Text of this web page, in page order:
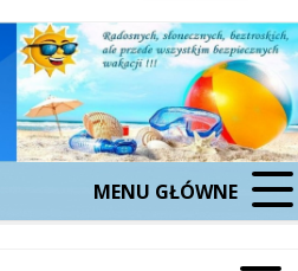
MENU GŁÓWNE